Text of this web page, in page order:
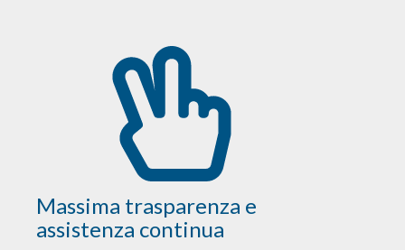
Massima trasparenza e
assistenza continua